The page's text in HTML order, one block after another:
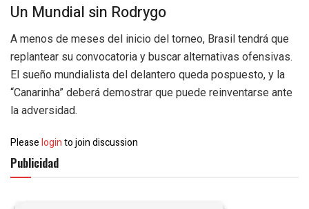
Un Mundial sin Rodrygo
A menos de meses del inicio del torneo, Brasil tendrá que
replantear su convocatoria y buscar alternativas ofensivas.
El sueño mundialista del delantero queda pospuesto, y la
“Canarinha” deberá demostrar que puede reinventarse ante
la adversidad.
Pleaseloginto join discussion
Publicidad